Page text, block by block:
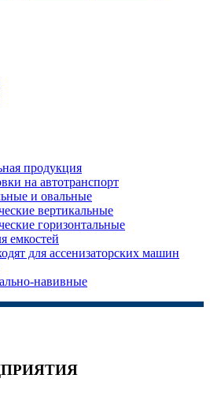
продукция
на автотранспорт
и овальные
вертикальные
горизонтальные
емкостей
для ассенизаторских машин
навивные